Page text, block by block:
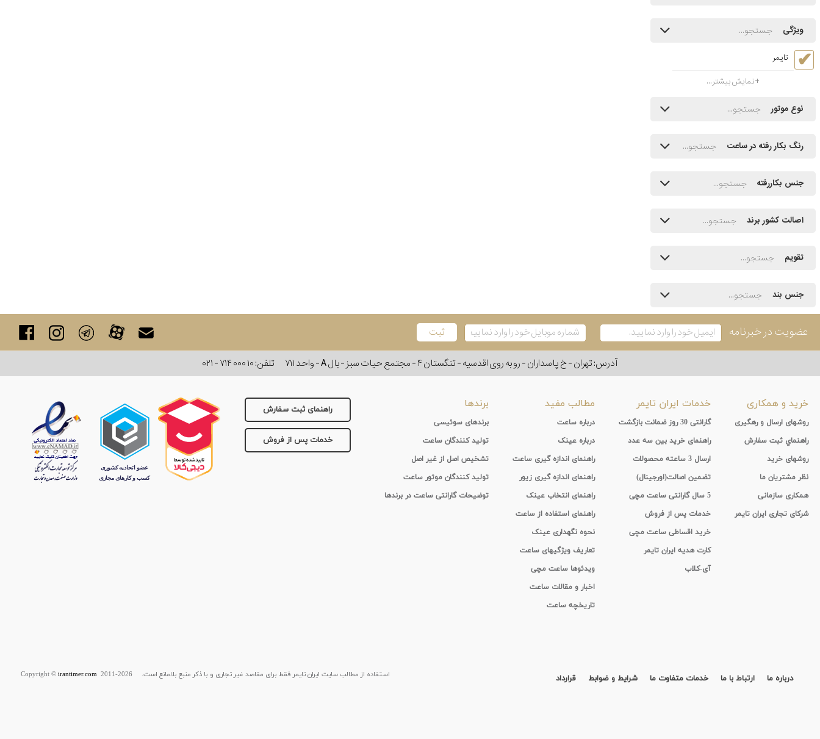
ویژگی
تایمر
نمایش بیشتر...
نوع موتور
رنگ بکار رفته در ساعت
جنس بکاررفته
اصالت کشور برند
تقویم
جنس بند
عضویت در خبرنامه
آدرس: تهران - خ پاسداران - رو به روی اقدسیه - تنگستان ۴ - مجتمع حیات سبز - بال A - واحد ۷۱۱ تلفن:۰۲۱ - ۷۱۴ ۰۰۰ ۱۰
راهنمای ثبت سفارش
خدمات پس از فروش
خرید و همکاری
روشهای ارسال و رهگیری
راهنماي ثبت سفارش
روشهای خرید
نظر مشتریان ما
همکاری سازمانی
شرکای تجاری ایران تایمر
خدمات ایران تایمر
گارانتی 30 روز ضمانت بازگشت
راهنمای خرید بین سه عدد
ارسال 3 ساعته محصولات
تضمین اصالت(اورجینال)
5 سال گارانتی ساعت مچی
خدمات پس از فروش
خرید اقساطی ساعت مچی
کارت هدیه ایران تایمر
آی-کلاب
مطالب مفید
درباره ساعت
درباره عینک
راهنمای اندازه گیری ساعت
راهنمای اندازه گیری زیور
راهنمای انتخاب عینک
راهنمای استفاده از ساعت
نحوه نگهداری عینک
تعاریف ویژگیهای ساعت
ویدئوها ساعت مچی
اخبار و مقالات ساعت
تاریخچه ساعت
برندها
برندهای سوئیسی
تولید کنندگان ساعت
تشخیص اصل از غیر اصل
تولید کنندگان موتور ساعت
توضیحات گارانتی ساعت در برندها
درباره ما ارتباط با ما خدمات متفاوت ما شرایط و ضوابط قرارداد استفاده از مطالب سايت ایران تایمر فقط برای مقاصد غیر تجاری و با ذکر منبع بلامانع است. Copyright © irantimer.com2011-2026